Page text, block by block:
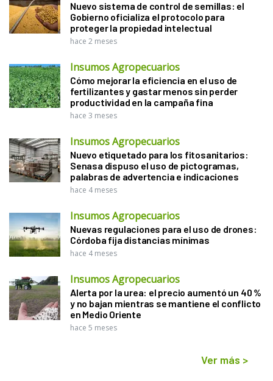
Nuevo sistema de control de semillas: el
Gobierno oficializa el protocolo para
proteger la propiedad intelectual
hace 2 meses
Insumos Agropecuarios
Cómo mejorar la eficiencia en el uso de
fertilizantes y gastar menos sin perder
productividad en la campaña fina
hace 3 meses
Insumos Agropecuarios
Nuevo etiquetado para los fitosanitarios:
Senasa dispuso el uso de pictogramas,
palabras de advertencia e indicaciones
hace 4 meses
Insumos Agropecuarios
Nuevas regulaciones para el uso de drones:
Córdoba fija distancias mínimas
hace 4 meses
Insumos Agropecuarios
Alerta por la urea: el precio aumentó un 40 %
y no bajan mientras se mantiene el conflicto
en Medio Oriente
hace 5 meses
Ver más >